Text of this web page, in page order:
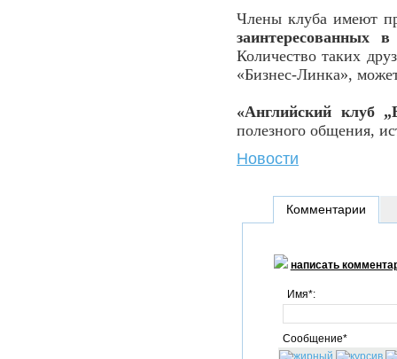
Члены клуба имеют
заинтересованных
Количество таких
«Бизнес-Линка»,
«Английский клуб
полезного общения,
Новости
Комментарии
написать
Имя*:
Сообщение*